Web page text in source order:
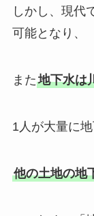
しかし、現代
可能となり、
また地下水は
1人が大量に
他の土地の地